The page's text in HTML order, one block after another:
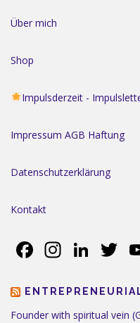
Über mich
Shop
Impulsderzeit -
Impressum AGB Haftung
Datenschutzerklärung
Kontakt
Facebook
Founder with spiritual vein